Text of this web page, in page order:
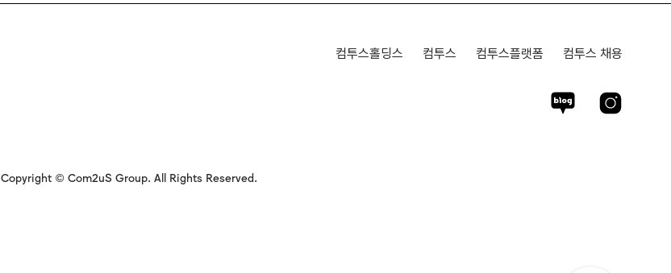
컴투스홀딩스 컴투스 컴투스플랫폼 컴투스 채용
Copyright © Com2uS Group. All Rights Reserved.